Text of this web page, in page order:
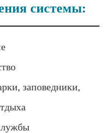
системы:
заповедники,